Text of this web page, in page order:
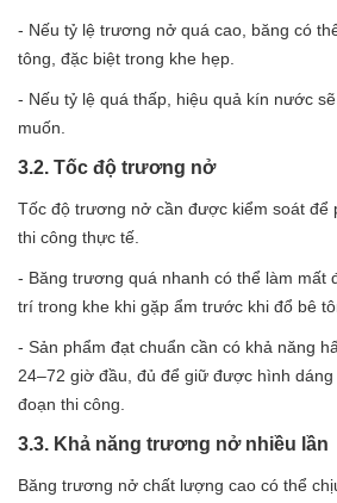
- Nếu tỷ lệ trương nở quá cao, băng có
tông, đặc biệt trong khe hẹp.
- Nếu tỷ lệ quá thấp, hiệu quả kín nước
muốn.
3.2. Tốc độ trương nở
Tốc độ trương nở cần được kiểm soát để
thi công thực tế.
- Băng trương quá nhanh có thể làm mất
trí trong khe khi gặp ẩm trước khi đổ bê
- Sản phẩm đạt chuẩn cần có khả năng
24–72 giờ đầu, đủ để giữ được hình
đoạn thi công.
3.3. Khả năng trương nở nhiều lần
Băng trương nở chất lượng cao có thể